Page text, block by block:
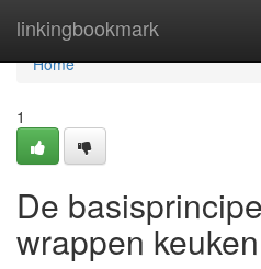
linkingbookmark
Home
Home
1
De
wrappen keuken